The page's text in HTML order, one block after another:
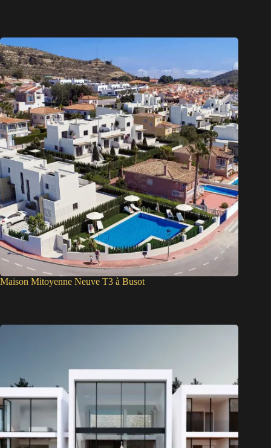
Maison Mitoyenne Neuve T3 à Busot